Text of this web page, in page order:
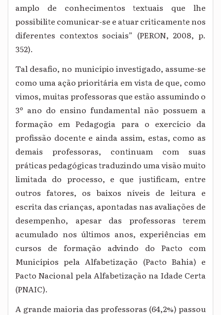
amplo de conhecimentos textuais que lhe
possibilite comunicar-se e atuar criticamente nos
diferentes contextos sociais” (PERON, 2008, p.
352).
Tal desafio, no município investigado, assume-se
como uma ação prioritária em vista de que, como
vimos, muitas professoras que estão assumindo o
3º ano do ensino fundamental não possuem a
formação em Pedagogia para o exercício da
profissão docente e ainda assim, estas, como as
demais professoras, continuam com suas
práticas pedagógicas traduzindo uma visão muito
limitada do processo, e que justificam, entre
outros fatores, os baixos níveis de leitura e
escrita das crianças, apontadas nas avaliações de
desempenho, apesar das professoras terem
acumulado nos últimos anos, experiências em
cursos de formação advindo do Pacto com
Municípios pela Alfabetização (Pacto Bahia) e
Pacto Nacional pela Alfabetização na Idade Certa
(PNAIC).
A grande maioria das professoras (64,2%) passou